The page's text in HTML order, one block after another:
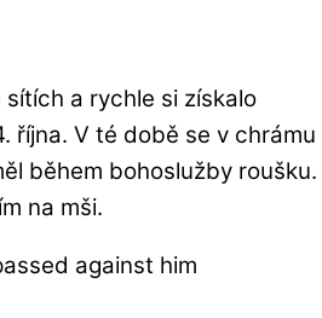
a rychle si získalo
října. V té době se v chrámu
během bohoslužby roušku.
na mši.
against him